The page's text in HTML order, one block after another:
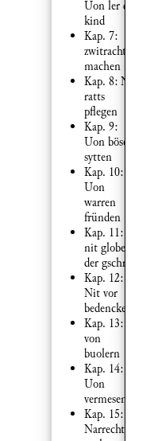
Uon ler der
kind
Kap. 7:
zwitracht
machen
Kap. 8: Nit
ratts
pflegen
Kap. 9:
Uon bösen
sytten
Kap. 10:
Uon
warren
fründen
Kap. 11:
nit globen
der gschrift
Kap. 12:
Nit vor
bedencken
Kap. 13:
von
buolern
Kap. 14:
Uon
vermesenheit
Kap. 15:
Narrecht